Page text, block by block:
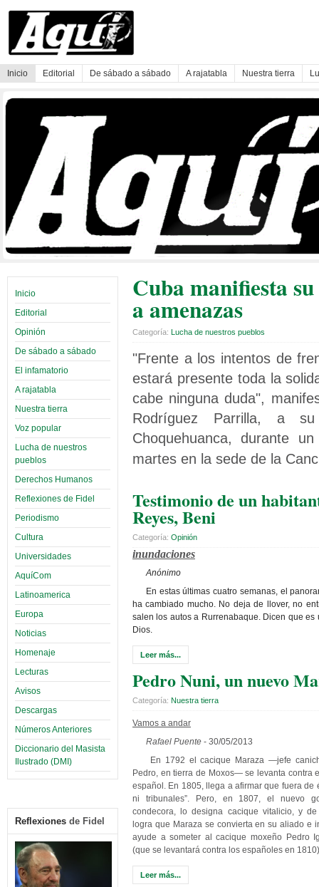
Inicio Editorial De sábado a sábado A rajatabla Nuestra tierra
Inicio
Editorial
Opinión
De sábado a sábado
El infamatorio
A rajatabla
Nuestra tierra
Voz popular
Lucha de nuestros
pueblos
Derechos Humanos
Reflexiones de Fidel
Periodismo
Cultura
Universidades
AquíCom
Latinoamerica
Europa
Noticias
Homenaje
Lecturas
Avisos
Descargas
Números Anteriores
Diccionario del Masista
Ilustrado (DMI)
Reflexiones de Fidel
Cuba manifiesta
a amenazas
Categoría: Lucha de nuestros pueblos
"Frente a los intentos de
estará presente toda la
cabe ninguna duda",
Rodríguez Parrilla, a
Choquehuanca, durante
martes en la sede de la
Testimonio de un
Reyes, Beni
Categoría: Opinión
inundaciones
Anónimo
En estas últimas cuatro semanas, el
ha cambiado mucho. No deja de llover, no
salen los autos a Rurrenabaque. Dicen que es
Dios.
Leer más...
Pedro Nuni, un nuevo
Categoría: Nuestra tierra
Vamos a andar
Rafael Puente - 30/05/2013
En 1792 el cacique Maraza —jefe
Pedro, en tierra de Moxos— se levanta contra
español. En 1805, llega a afirmar que fuera de
ni tribunales”. Pero, en 1807, el nuevo
condecora, lo designa cacique vitalicio, y
logra que Maraza se convierta en su aliado e
ayude a someter al cacique moxeño Pedro
(que se levantará contra los españoles en
Leer más...